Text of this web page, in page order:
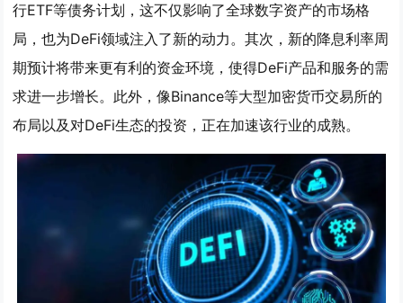
行ETF等债务计划，这不仅影响了全球数字资产的市场格
局，也为DeFi领域注入了新的动力。其次，新的降息利率周
期预计将带来更有利的资金环境，使得DeFi产品和服务的需
求进一步增长。此外，像Binance等大型加密货币交易所的
布局以及对DeFi生态的投资，正在加速该行业的成熟。